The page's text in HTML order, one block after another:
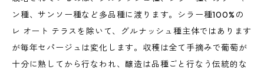
ン種、サンソー種など多品種に渡ります。シラー種100%の
レ オート テラスを除いて、グルナッシュ種主体ではあります
が毎年セパージュは変化します。収穫は全て手摘みで葡萄が
十分に熟してから行なわれ、醸造は品種ごと行なう伝統的な